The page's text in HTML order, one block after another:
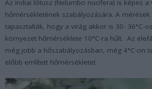
Az indiai lótusz (Nelumbo nucifera) is képes a
hőmérsékletének szabályozására. A
tapasztalták, hogy a virág akkor is 30- 36°C-
környezet hőmérséklete 10°C-ra hűlt. Az
még jobb a hőszabályozásban, még 4°C-on
előbb említett hőmérsékletet.